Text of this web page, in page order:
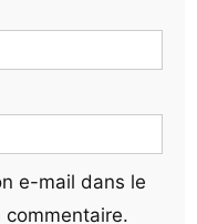
e-mail dans le
commentaire.